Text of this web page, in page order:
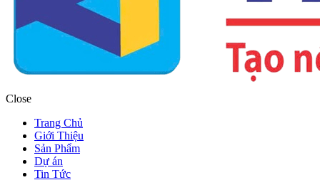
Close
Trang Chủ
Giới Thiệu
Sản Phẩm
Dự án
Tin Tức